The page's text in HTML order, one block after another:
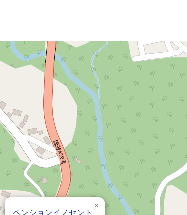
ペンションイノセント
×